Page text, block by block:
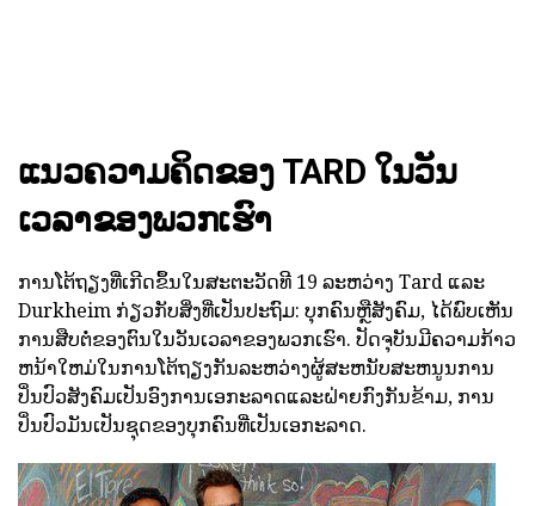
ແນວຄວາມຄິດຂອງ TARD ໃນວັນ
ເວລາຂອງພວກເຮົາ
ການໂຕ້ຖຽງທີ່ເກີດຂຶ້ນໃນສະຕະວັດທີ 19 ລະຫວ່າງ Tard ແລະ
Durkheim ກ່ຽວກັບສິ່ງທີ່ເປັນປະຖົມ: ບຸກຄົນຫຼືສັງຄົມ, ໄດ້ພົບເຫັນ
ການສືບຕໍ່ຂອງຕົນໃນວັນເວລາຂອງພວກເຮົາ. ປັດຈຸບັນມີຄວາມກ້າວ
ຫນ້າໃຫມ່ໃນການໂຕ້ຖຽງກັນລະຫວ່າງຜູ້ສະຫນັບສະຫນູນການ
ປິ່ນປົວສັງຄົມເປັນອົງການເອກະລາດແລະຝ່າຍກົງກັນຂ້າມ, ການ
ປິ່ນປົວມັນເປັນຊຸດຂອງບຸກຄົນທີ່ເປັນເອກະລາດ.